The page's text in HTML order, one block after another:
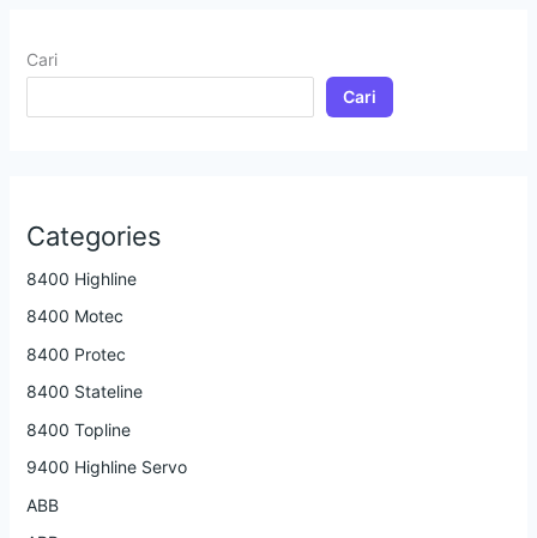
Cari
Cari
Categories
8400 Highline
8400 Motec
8400 Protec
8400 Stateline
8400 Topline
9400 Highline Servo
ABB